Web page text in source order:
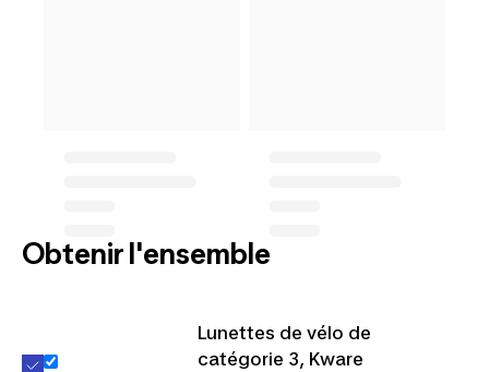
Obtenir l'ensemble
Lunettes de vélo de
catégorie 3, Kware